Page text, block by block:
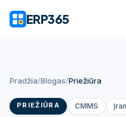
ERP365
Pradžia/Blogas/Priežiūra
PRIEŽIŪRA CMMS